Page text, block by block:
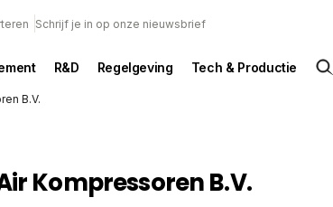
Schrijf je in op onze nieuwsbrief
R&D Regelgeving Tech & Productie
B.V.
Kompressoren B.V.